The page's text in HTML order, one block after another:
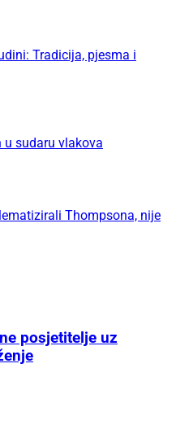
Tradicija, pjesma i
u sudaru vlakova
Thompsona, nije
posjetitelje uz